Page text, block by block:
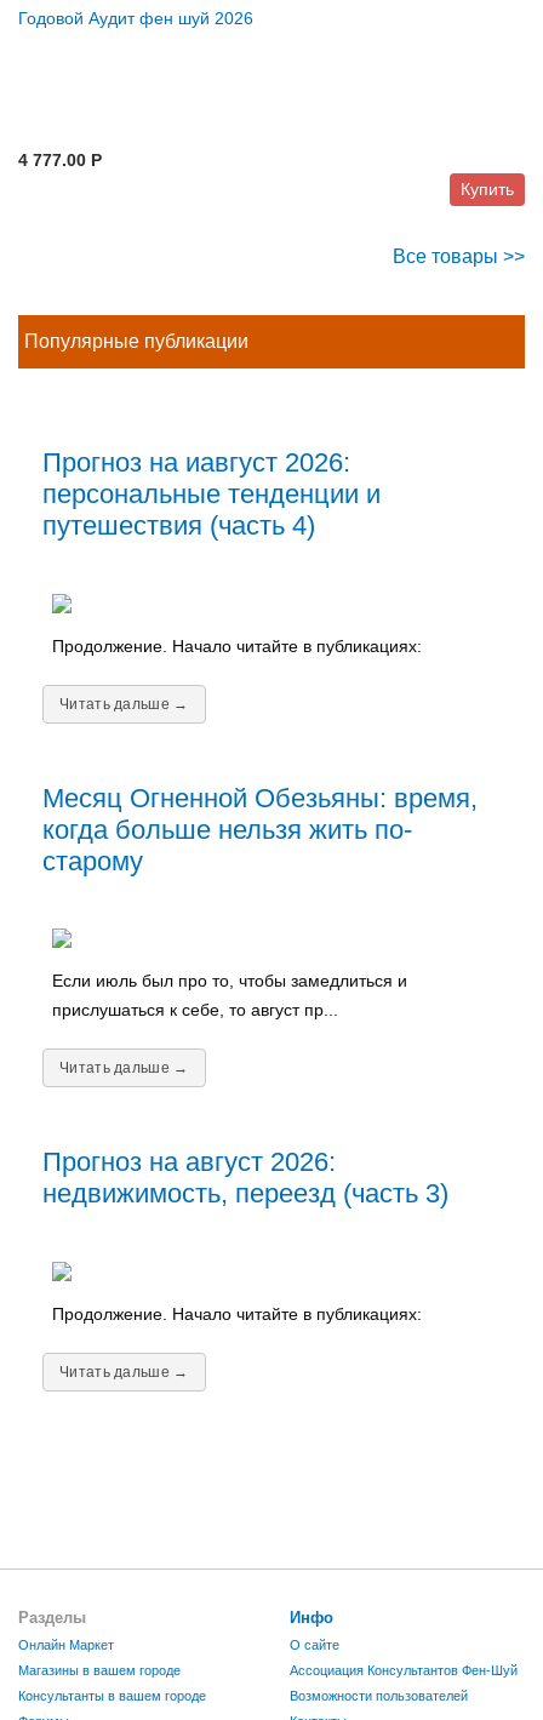
Годовой Аудит фен шуй 2026
4 777.00 P
Купить
Все товары >>
Популярные публикации
Прогноз на иавгуст 2026:
персональные тенденции и
путешествия (часть 4)
Продолжение. Начало читайте в публикациях:
Читать дальше →
Месяц Огненной Обезьяны: время,
когда больше нельзя жить по-
старому
Если июль был про то, чтобы замедлиться и
прислушаться к себе, то август пр...
Читать дальше →
Прогноз на август 2026:
недвижимость, переезд (часть 3)
Продолжение. Начало читайте в публикациях:
Читать дальше →
Разделы
Онлайн Маркет
Магазины в вашем городе
Консультанты в вашем городе
Инфо
О сайте
Ассоциация Консультантов Фен-Шуй
Возможности пользователей